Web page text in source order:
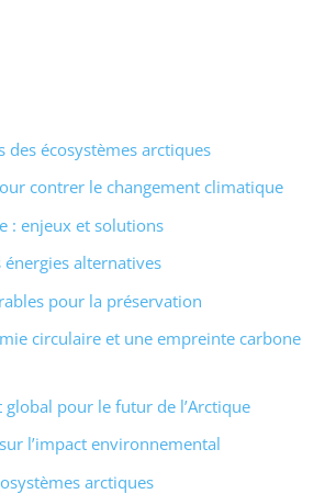
des écosystèmes arctiques
contrer le changement climatique
: enjeux et solutions
énergies alternatives
pour la préservation
circulaire et une empreinte carbone
global pour le futur de l’Arctique
l’impact environnemental
arctiques